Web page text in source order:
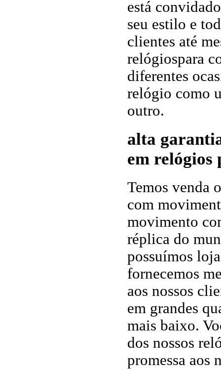
está
seu estilo e
clientes até
relógiospara
diferentes
relógio como
outro.
alta
em relógios
Temos venda
com
movimento
réplica do
possuímos
fornecemos
aos nossos
em grandes
mais baixo.
dos nossos
promessa aos